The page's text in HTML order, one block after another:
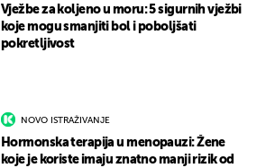
Vježbe za koljeno u moru: 5 sigurnih vježbi
koje mogu smanjiti bol i poboljšati
pokretljivost
NOVO ISTRAŽIVANJE
Hormonska terapija u menopauzi: Žene
koje je koriste imaju znatno manji rizik od